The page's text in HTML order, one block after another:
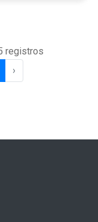
registros
›